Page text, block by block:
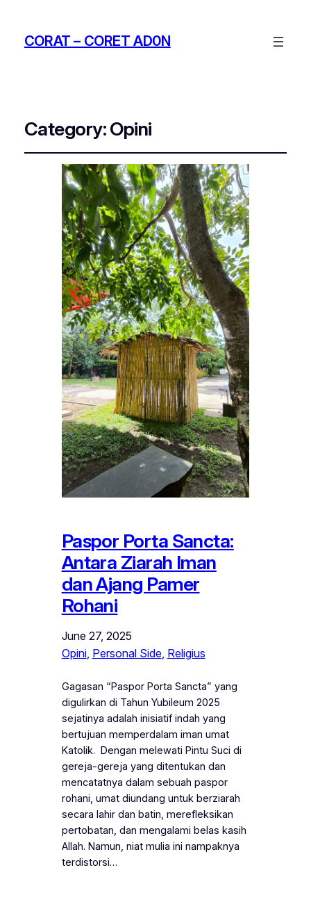
CORAT – CORET AD0N
Category:Opini
Paspor Porta Sancta:
Antara Ziarah Iman
dan Ajang Pamer
Rohani
June 27, 2025
Opini, Personal Side, Religius
Gagasan “Paspor Porta Sancta” yang
digulirkan di Tahun Yubileum 2025
sejatinya adalah inisiatif indah yang
bertujuan memperdalam iman umat
Katolik. Dengan melewati Pintu Suci di
gereja-gereja yang ditentukan dan
mencatatnya dalam sebuah paspor
rohani, umat diundang untuk berziarah
secara lahir dan batin, merefleksikan
pertobatan, dan mengalami belas kasih
Allah. Namun, niat mulia ini nampaknya
terdistorsi…